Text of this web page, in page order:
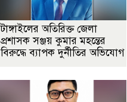
টাঙ্গাইলের অতিরিক্ত জেলা
প্রশাসক সঞ্জয় কুমার মহন্তের
বিরুদ্ধে ব্যাপক দুর্নীতির অভিযোগ